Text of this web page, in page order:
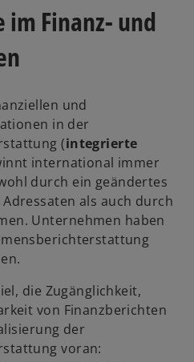
im Finanz- und
und
in der
(integrierte
international immer
durch ein geändertes
als auch durch
Unternehmen haben
die Zugänglichkeit,
von Finanzberichten
der
voran: